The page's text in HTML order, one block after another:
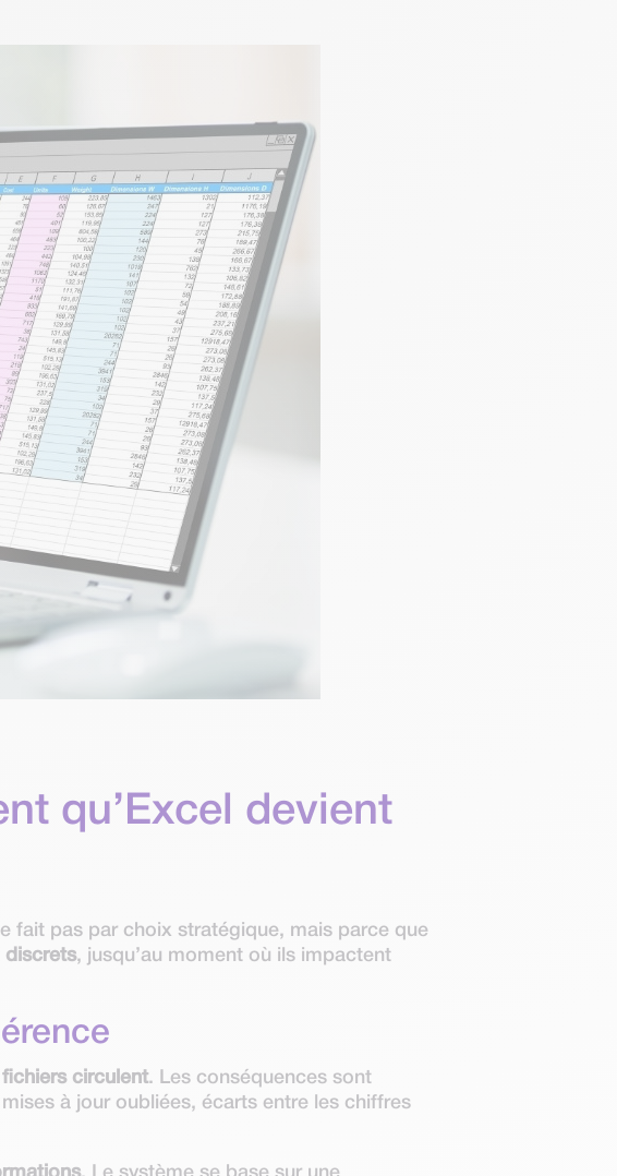
qu’Excel devient
fait pas par choix stratégique, mais parce que
discrets, jusqu’au moment où ils impactent
circulent. Les conséquences sont
à jour oubliées, écarts entre les chiffres